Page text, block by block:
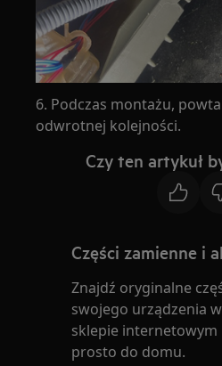
6. Podczas montażu,
odwrotnej kolejności.
Czy ten artykuł
Części zamienne i
Znajdź oryginalne
swojego urządzenia
sklepie internetowym
prosto do domu.